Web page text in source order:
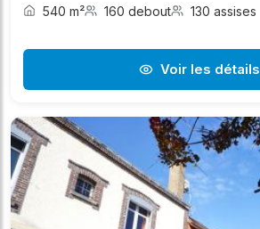
540 m² 160 debout 130 assises
Voir les détails